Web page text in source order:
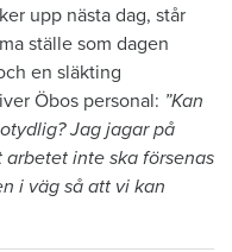
upp nästa dag, står
ställe som dagen
en släkting
Öbos personal: ”Kan
Jag jagar på
inte ska försenas
i väg så att vi kan